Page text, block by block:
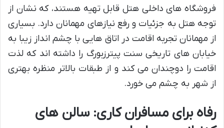
فروشگاه های داخلی هتل قابل تهیه هستند، که نشان از
توجه هتل به جزئیات و رفع نیازهای مهمانان دارد. بسیاری
از مهمانان تجربه اقامت در اتاق هایی با چشم انداز زیبا به
خیابان های تاریخی سنت پیترزبورگ را داشته اند که لذت
اقامت را دوچندان می کند و از طبقات بالاتر منظره بهتری
از شهر به چشم می خورد.
رفاه برای مسافران کاری: سالن های